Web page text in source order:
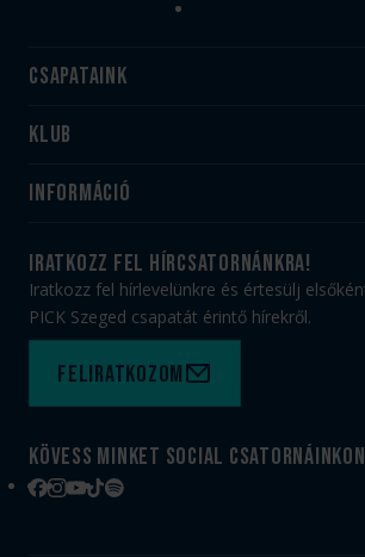
Csapataink
Felnőtt
Utánpótlás
Klub
#HandballFamily
Munkatársaink
PICK Aréna
Sajtóakkreditáció
Információ
Jegy- és bérletvásárlás
Webshop
Adatvédelem
Felhasználási feltételek
Kapcsolat
iratkozz fel hírcsatornánkra!
Iratkozz fel hírlevelünkre és értesülj
PICK Szeged csapatát érintő hírekről.
Feliratkozom
Kövess minket social
Facebook
Instagram
YouTube
TikTokSpotify